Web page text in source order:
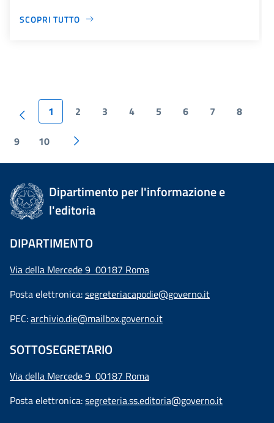
SCOPRI TUTTO
1 2 3 4 5 6 7 8
9 10
Dipartimento per l'informazione e
l'editoria
DIPARTIMENTO
Via della Mercede 9 00187 Roma
Posta elettronica:segreteriacapodie@governo.it
PEC:archivio.die@mailbox.governo.it
SOTTOSEGRETARIO
Via della Mercede 9 00187 Roma
Posta elettronica:segreteria.ss.editoria@governo.it